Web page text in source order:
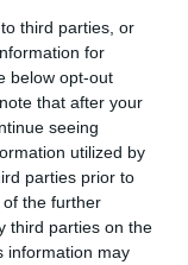
third parties, or
for
below opt-out
that after your
seeing
utilized by
parties prior to
the further
third parties on the
information may
Οι
ασφάλεια